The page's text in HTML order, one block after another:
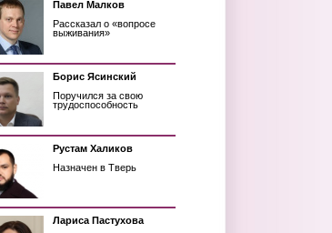
Павел Малков
Рассказал о «вопросе
выживания»
Борис Ясинский
Поручился за свою
трудоспособность
Рустам Халиков
Назначен в Тверь
Лариса Пастухова